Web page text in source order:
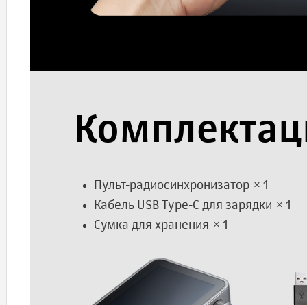
Пульт-радиосинхронизатор ×1
Кабель USB Type-C для зарядки ×1
Сумка для хранения ×1